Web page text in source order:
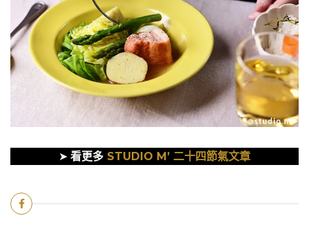
➤ 看更多 STUDIO M’ 二十四節氣文章